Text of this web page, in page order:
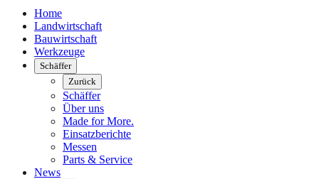
Home
Landwirtschaft
Bauwirtschaft
Werkzeuge
Schäffer
Zurück
Schäffer
Über uns
Made for More.
Einsatzberichte
Messen
Parts & Service
News